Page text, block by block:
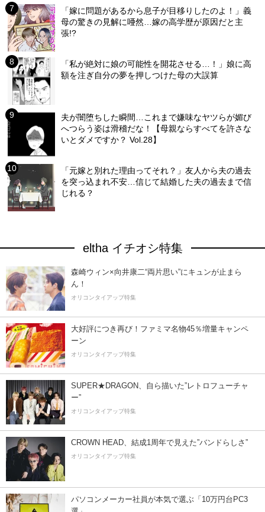
「嫁に問題があるから息子が目移りしたのよ！」義
母の驚きの見解に唖然…嫁の高学歴が原因だと主
張!?
「私が絶対に娘の可能性を開花させる…！」娘に高
額を注ぎ自分の夢を押しつけた母の大誤算
夫が闇堕ちした瞬間…これまで嫌味なヤツらが媚び
へつらう姿は滑稽だな！【母親ならすべてを許さな
いとダメですか？ Vol.28】
「元嫁と別れた理由ってそれ？」友人から夫の過去
を突っ込まれ不安…信じて結婚した夫の過去まで信
じれる？
eltha イチオシ特集
森崎ウィン×向井康二“両片思い”にキュンが止まら
ん！
オリコンタイアップ特集
大好評につき再び！ファミマ名物45％増量キャンペ
ーン
オリコンタイアップ特集
SUPER★DRAGON、自ら描いた”レトロフューチャ
ー”
オリコンタイアップ特集
CROWN HEAD、結成1周年で見えた”バンドらしさ”
オリコンタイアップ特集
パソコンメーカー社員が本気で選ぶ「10万円台PC3